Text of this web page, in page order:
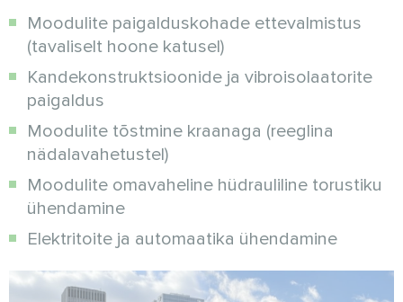
Moodulite paigalduskohade ettevalmistus
(tavaliselt hoone katusel)
Kandekonstruktsioonide ja vibroisolaatorite
paigaldus
Moodulite tõstmine kraanaga (reeglina
nädalavahetustel)
Moodulite omavaheline hüdrauliline torustiku
ühendamine
Elektritoite ja automaatika ühendamine